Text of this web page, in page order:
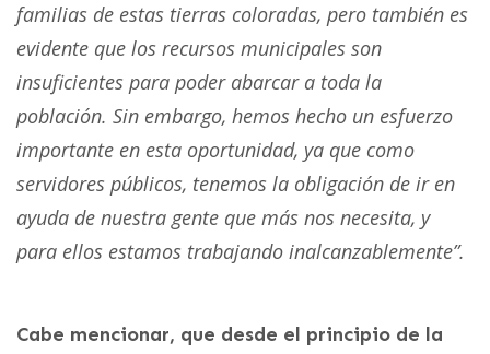
familias de estas tierras coloradas, pero también es
evidente que los recursos municipales son
insuficientes para poder abarcar a toda la
población. Sin embargo, hemos hecho un esfuerzo
importante en esta oportunidad, ya que como
servidores públicos, tenemos la obligación de ir en
ayuda de nuestra gente que más nos necesita, y
para ellos estamos trabajando inalcanzablemente”.
Cabe mencionar, que desde el principio de la